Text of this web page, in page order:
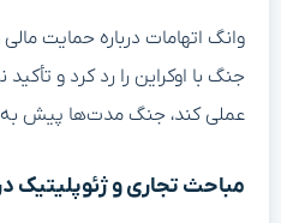
وانگ اتهامات درباره حمایت
جنگ با اوکراین را رد کرد و
عملی کند، جنگ مدت‌ها پیش به
مباحث تجاری و